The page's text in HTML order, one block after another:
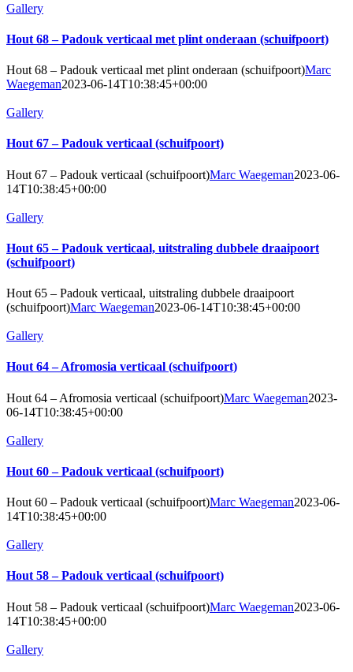
Gallery
Hout 68 – Padouk verticaal met plint onderaan (schuifpoort)
Hout 68 – Padouk verticaal met plint onderaan (schuifpoort)Marc
Waegeman2023-06-14T10:38:45+00:00
Gallery
Hout 67 – Padouk verticaal (schuifpoort)
Hout 67 – Padouk verticaal (schuifpoort)Marc Waegeman2023-06-
14T10:38:45+00:00
Gallery
Hout 65 – Padouk verticaal, uitstraling dubbele draaipoort
(schuifpoort)
Hout 65 – Padouk verticaal, uitstraling dubbele draaipoort
(schuifpoort)Marc Waegeman2023-06-14T10:38:45+00:00
Gallery
Hout 64 – Afromosia verticaal (schuifpoort)
Hout 64 – Afromosia verticaal (schuifpoort)Marc Waegeman2023-
06-14T10:38:45+00:00
Gallery
Hout 60 – Padouk verticaal (schuifpoort)
Hout 60 – Padouk verticaal (schuifpoort)Marc Waegeman2023-06-
14T10:38:45+00:00
Gallery
Hout 58 – Padouk verticaal (schuifpoort)
Hout 58 – Padouk verticaal (schuifpoort)Marc Waegeman2023-06-
14T10:38:45+00:00
Gallery